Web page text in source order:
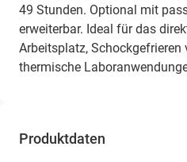
49 Stunden. Optional mit
erweiterbar. Ideal für das
Arbeitsplatz, Schockgefrieren
thermische
Produktdaten